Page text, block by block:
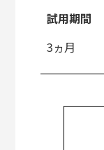
試用期間
3ヵ月